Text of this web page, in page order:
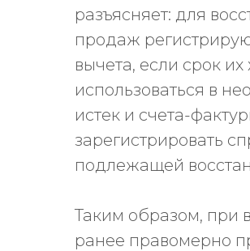
разъясняет: для
продаж
вычета, если срок
использоваться в
истек и счета-
зарегистрировать
подлежащей
Таким образом, при
ранее правомерно